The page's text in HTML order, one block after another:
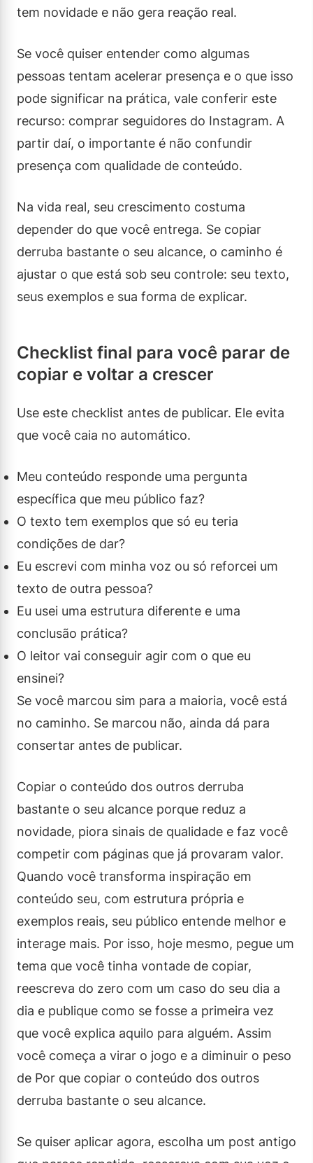
tem novidade e não gera reação real.
Se você quiser entender como algumas
pessoas tentam acelerar presença e o que isso
pode significar na prática, vale conferir este
recurso: comprar seguidores do Instagram. A
partir daí, o importante é não confundir
presença com qualidade de conteúdo.
Na vida real, seu crescimento costuma
depender do que você entrega. Se copiar
derruba bastante o seu alcance, o caminho é
ajustar o que está sob seu controle: seu texto,
seus exemplos e sua forma de explicar.
Checklist final para você parar de
copiar e voltar a crescer
Use este checklist antes de publicar. Ele evita
que você caia no automático.
Meu conteúdo responde uma pergunta
específica que meu público faz?
O texto tem exemplos que só eu teria
condições de dar?
Eu escrevi com minha voz ou só reforcei um
texto de outra pessoa?
Eu usei uma estrutura diferente e uma
conclusão prática?
O leitor vai conseguir agir com o que eu
ensinei?
Se você marcou sim para a maioria, você está
no caminho. Se marcou não, ainda dá para
consertar antes de publicar.
Copiar o conteúdo dos outros derruba
bastante o seu alcance porque reduz a
novidade, piora sinais de qualidade e faz você
competir com páginas que já provaram valor.
Quando você transforma inspiração em
conteúdo seu, com estrutura própria e
exemplos reais, seu público entende melhor e
interage mais. Por isso, hoje mesmo, pegue um
tema que você tinha vontade de copiar,
reescreva do zero com um caso do seu dia a
dia e publique como se fosse a primeira vez
que você explica aquilo para alguém. Assim
você começa a virar o jogo e a diminuir o peso
de Por que copiar o conteúdo dos outros
derruba bastante o seu alcance.
Se quiser aplicar agora, escolha um post antigo